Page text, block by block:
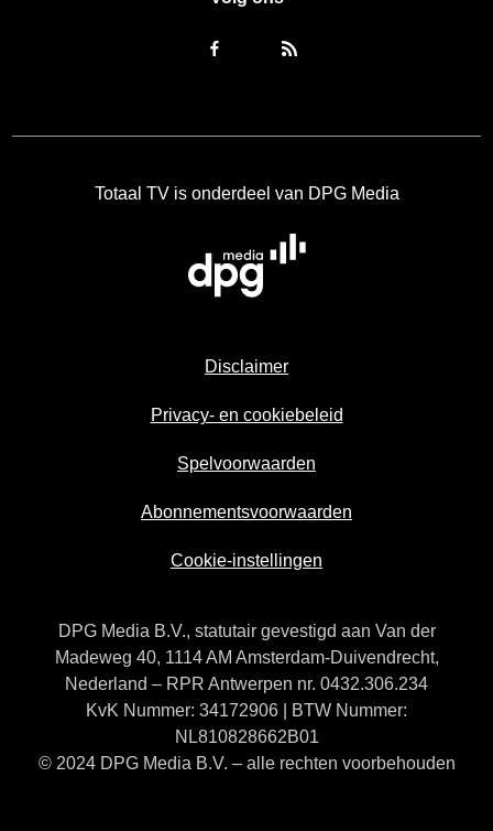
Totaal TV is onderdeel van DPG Media
Disclaimer
Privacy- en cookiebeleid
Spelvoorwaarden
Abonnementsvoorwaarden
Cookie-instellingen
DPG Media B.V., statutair gevestigd aan Van der
Madeweg 40, 1114 AM Amsterdam-Duivendrecht,
Nederland – RPR Antwerpen nr. 0432.306.234
KvK Nummer: 34172906 | BTW Nummer:
NL810828662B01
© 2024 DPG Media B.V. – alle rechten voorbehouden